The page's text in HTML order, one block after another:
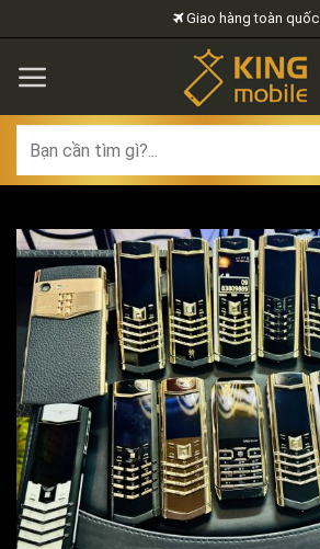
to
content
Giao hàng toàn quốc
for: